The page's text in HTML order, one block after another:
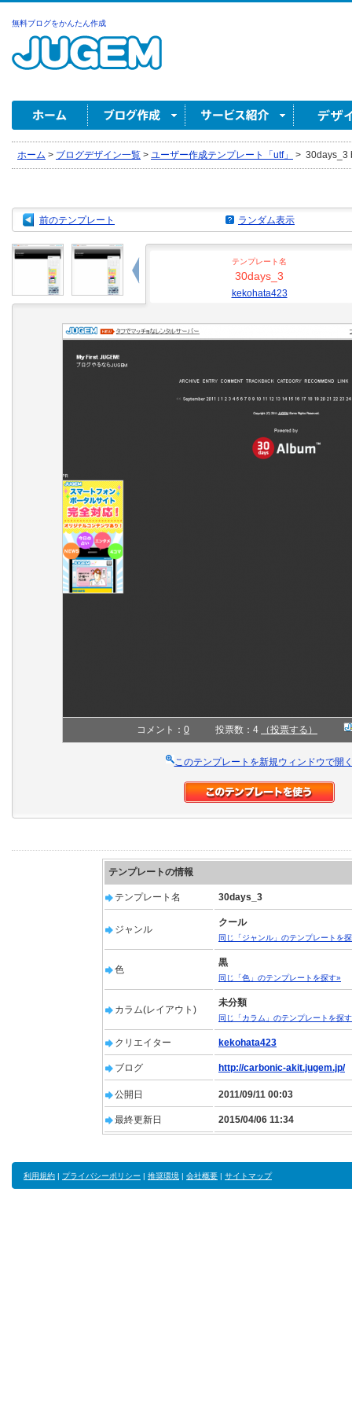
無料ブログをかんたん作成
ホーム > ブログデザイン一覧 > ユーザー作成テンプレート「utf」 > 30days_3
前のテンプレート ランダム表示
テンプレート名
30days_3
kekohata423
コメント： 0 投票数：4 （投票する）
このテンプレートを新規ウィンドウで開
テンプレートの情報
テンプレート名 30days_3
ジャンル
クール
同じ「ジャンル」のテンプレートを
色
黒
同じ「色」のテンプレートを探す»
カラム(レイアウト)
未分類
同じ「カラム」のテンプレートを探
クリエイター kekohata423
ブログ http://carbonic-akit.jugem.jp/
公開日 2011/09/11 00:03
最終更新日 2015/04/06 11:34
利用規約 | プライバシーポリシー | 推奨環境 | 会社概要 | サイトマップ